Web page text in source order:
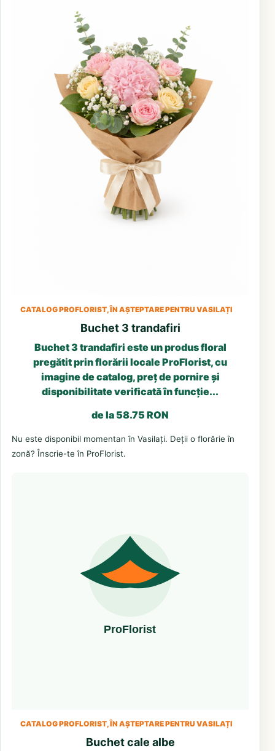
CATALOG PROFLORIST, ÎN AȘTEPTARE PENTRU VASILAȚI
Buchet 3 trandafiri
Buchet 3 trandafiri este un produs floral
pregătit prin florării locale ProFlorist, cu
imagine de catalog, preț de pornire și
disponibilitate verificată în funcție...
de la 58.75 RON
Nu este disponibil momentan în Vasilați. Deții o florărie în
zonă? Înscrie-te în ProFlorist.
CATALOG PROFLORIST, ÎN AȘTEPTARE PENTRU VASILAȚI
Buchet cale albe